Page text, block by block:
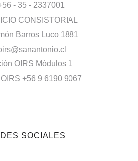
- 35 - 2337001
CONSISTORIAL
Barros Luco 1881
OIRS Módulos 1
+56 9 6190 9067
SOCIALES